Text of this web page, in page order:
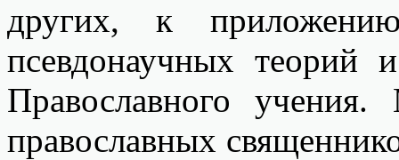
других, к
псевдонаучных теорий
Православного
православных